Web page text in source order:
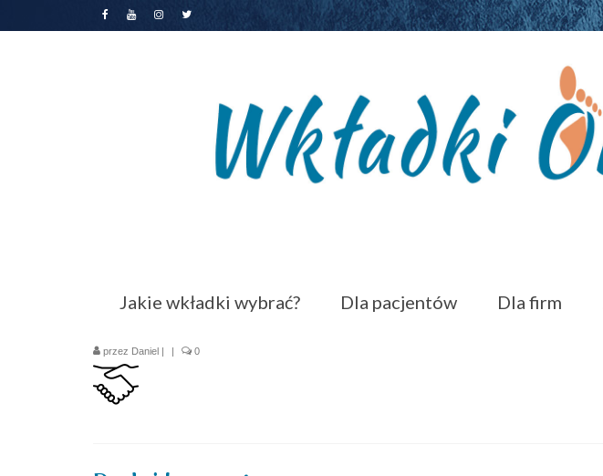
Jakie wkładki wybrać? Dla pacjentów Dla firm
przez Daniel | | 0